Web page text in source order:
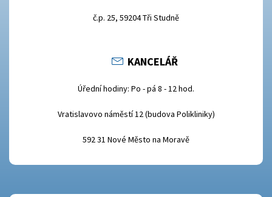
č.p. 25, 59204 Tři Studně
KANCELÁŘ
Úřední hodiny: Po - pá 8 - 12 hod.
Vratislavovo náměstí 12 (budova Polikliniky)
592 31 Nové Město na Moravě